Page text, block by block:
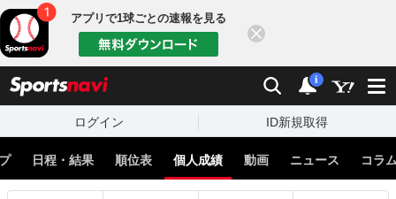
アプリで1球ごとの速報を見る
検索 通知
i
ログイン ID新規取得
日程・結果 順位表 個人成績 動画 ニュース コラ